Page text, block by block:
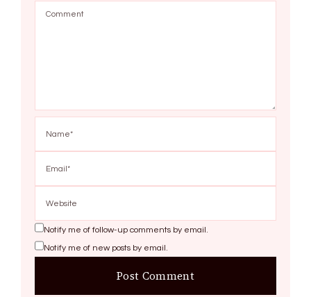
Notify me of follow-up comments by email.
Notify me of new posts by email.